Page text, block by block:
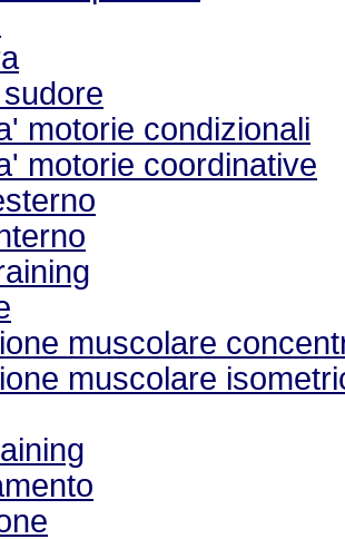
motorie condizionali
motorie coordinative
muscolare
muscolare